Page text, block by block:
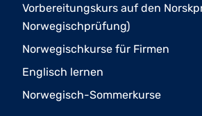
Vorbereitungskurs auf den
Norwegischprüfung)
Norwegischkurse für Firmen
Englisch lernen
Norwegisch-Sommerkurse